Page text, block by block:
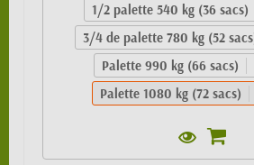
1/2 palette 540 kg (36 sacs)
3/4 de palette 780 kg (52
Palette 990 kg (66 sacs)
Palette 1080 kg (72 sacs)